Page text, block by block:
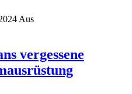
Aus
vergessene